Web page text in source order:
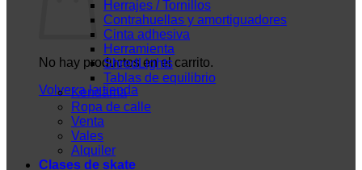
No hay productos en el carrito.
Volver a la tienda
Herrajes / Tornillos
Contrahuellas y amortiguadores
Cinta adhesiva
Herramienta
ShredLights
Tablas de equilibrio
Kendama
Ropa de calle
Venta
Vales
Alquiler
Clases de skate